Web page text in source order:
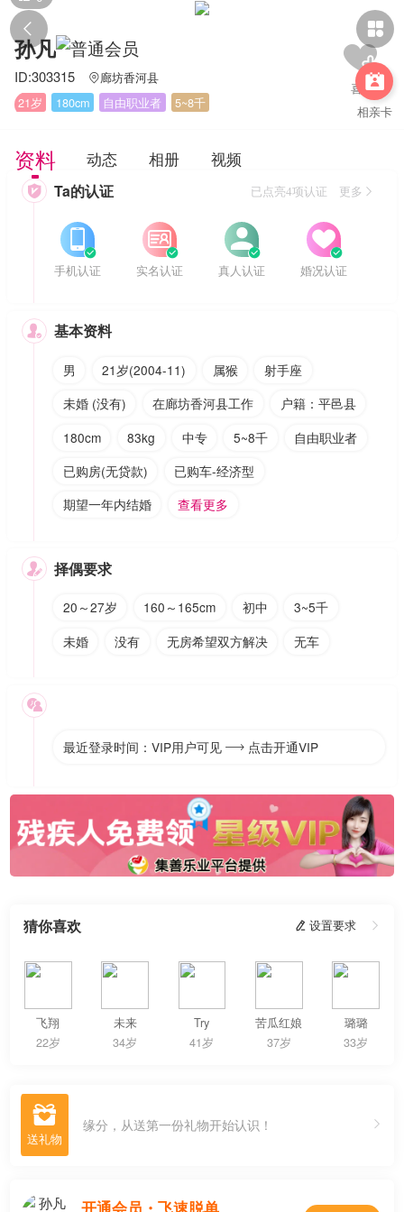
 

相亲卡
孙凡
ID:303315 廊坊香河县
21岁
180cm 自由职业者 5~8千
资料 动态 相册 视频
 Ta的认证 已点亮4项认证 更多


手机认证


实名认证


真人认证


婚况认证
 基本资料
男 21岁(2004-11) 属猴
射手座
未婚 (没有)
在廊坊香河县工作
户籍：平邑县
180cm
83kg 中专 5~8千
自由职业者
已购房(无贷款)
已购车-经济型
期望一年内结婚
查看更多
 择偶要求
20～27岁 160～165cm 初中
3~5千
未婚
没有 无房希望双方解决 无车

最近登录时间：VIP用户可见  点击开通VIP
猜你喜欢  设置要求 
飞翔
22岁
未来
34岁
Try
41岁
苦瓜红娘
37岁
璐璐
33岁
 缘分，从送第一份礼物开始认识！